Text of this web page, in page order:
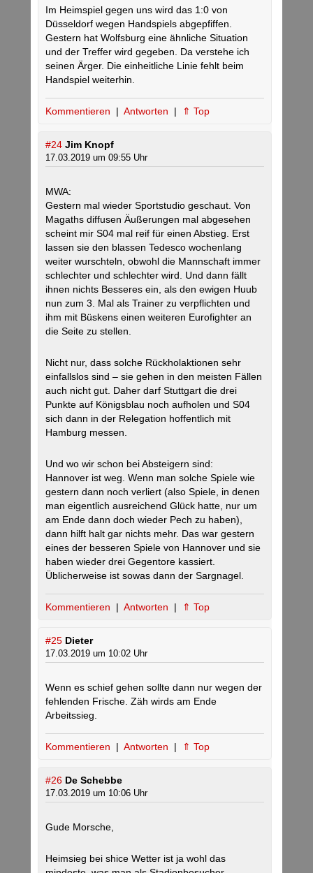
Im Heimspiel gegen uns wird das 1:0 von
Düsseldorf wegen Handspiels abgepfiffen.
Gestern hat Wolfsburg eine ähnliche Situation
und der Treffer wird gegeben. Da verstehe ich
seinen Ärger. Die einheitliche Linie fehlt beim
Handspiel weiterhin.
Kommentieren | Antworten | ⇑ Top
#24 Jim Knopf
17.03.2019 um 09:55 Uhr
MWA:
Gestern mal wieder Sportstudio geschaut. Von
Magaths diffusen Äußerungen mal abgesehen
scheint mir S04 mal reif für einen Abstieg. Erst
lassen sie den blassen Tedesco wochenlang
weiter wurschteln, obwohl die Mannschaft immer
schlechter und schlechter wird. Und dann fällt
ihnen nichts Besseres ein, als den ewigen Huub
nun zum 3. Mal als Trainer zu verpflichten und
ihm mit Büskens einen weiteren Eurofighter an
die Seite zu stellen.
Nicht nur, dass solche Rückholaktionen sehr
einfallslos sind – sie gehen in den meisten Fällen
auch nicht gut. Daher darf Stuttgart die drei
Punkte auf Königsblau noch aufholen und S04
sich dann in der Relegation hoffentlich mit
Hamburg messen.
Und wo wir schon bei Absteigern sind:
Hannover ist weg. Wenn man solche Spiele wie
gestern dann noch verliert (also Spiele, in denen
man eigentlich ausreichend Glück hatte, nur um
am Ende dann doch wieder Pech zu haben),
dann hilft halt gar nichts mehr. Das war gestern
eines der besseren Spiele von Hannover und sie
haben wieder drei Gegentore kassiert.
Üblicherweise ist sowas dann der Sargnagel.
Kommentieren | Antworten | ⇑ Top
#25 Dieter
17.03.2019 um 10:02 Uhr
Wenn es schief gehen sollte dann nur wegen der
fehlenden Frische. Zäh wirds am Ende
Arbeitssieg.
Kommentieren | Antworten | ⇑ Top
#26 De Schebbe
17.03.2019 um 10:06 Uhr
Gude Morsche,
Heimsieg bei shice Wetter ist ja wohl das